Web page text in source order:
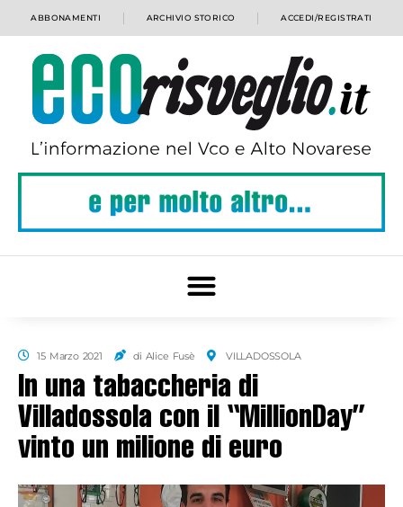
ABBONAMENTI ARCHIVIO STORICO ACCEDI/REGISTRATI
15 Marzo 2021 di Alice Fusè VILLADOSSOLA
In una tabaccheria di
Villadossola con il “MillionDay”
vinto un milione di euro